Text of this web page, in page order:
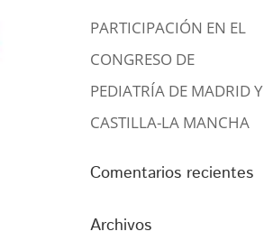
PARTICIPACIÓN EN EL
CONGRESO DE
PEDIATRÍA DE MADRID Y
CASTILLA-LA MANCHA
Comentarios recientes
Archivos